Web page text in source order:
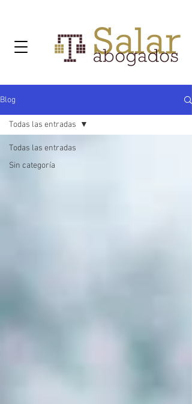
Blog
Todas las entradas
Sin categoría
Todas las entradas